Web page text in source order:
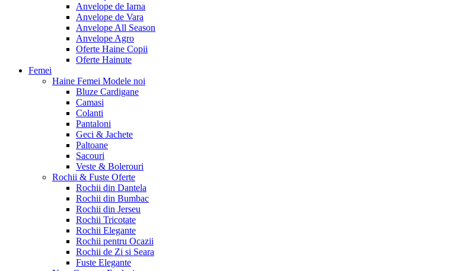
Anvelope de Iarna
Anvelope de Vara
Anvelope All Season
Anvelope Agro
Oferte Haine Copii
Oferte Hainute
Femei
Haine Femei Modele noi
Bluze Cardigane
Camasi
Colanti
Pantaloni
Geci & Jachete
Paltoane
Sacouri
Veste & Bolerouri
Rochii & Fuste Oferte
Rochii din Dantela
Rochii din Bumbac
Rochii din Jerseu
Rochii Tricotate
Rochii Elegante
Rochii pentru Ocazii
Rochii de Zi si Seara
Fuste Elegante